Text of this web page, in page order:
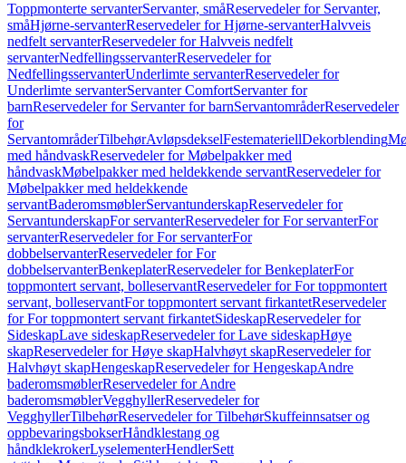
Toppmonterte servanterServanter, småReservedeler for Servanter,
småHjørne-servanterReservedeler for Hjørne-servanterHalvveis
nedfelt servanterReservedeler for Halvveis nedfelt
servanterNedfellingsservanterReservedeler for
NedfellingsservanterUnderlimte servanterReservedeler for
Underlimte servanterServanter ComfortServanter for
barnReservedeler for Servanter for barnServantområderReservedeler
for
ServantområderTilbehørAvløpsdekselFestemateriellDekorblending
med håndvaskReservedeler for Møbelpakker med
håndvaskMøbelpakker med heldekkende servantReservedeler for
Møbelpakker med heldekkende
servantBaderomsmøblerServantunderskapReservedeler for
ServantunderskapFor servanterReservedeler for For servanterFor
servanterReservedeler for For servanterFor
dobbelservanterReservedeler for For
dobbelservanterBenkeplaterReservedeler for BenkeplaterFor
toppmontert servant, bolleservantReservedeler for For toppmontert
servant, bolleservantFor toppmontert servant firkantetReservedeler
for For toppmontert servant firkantetSideskapReservedeler for
SideskapLave sideskapReservedeler for Lave sideskapHøye
skapReservedeler for Høye skapHalvhøyt skapReservedeler for
Halvhøyt skapHengeskapReservedeler for HengeskapAndre
baderomsmøblerReservedeler for Andre
baderomsmøblerVegghyllerReservedeler for
VegghyllerTilbehørReservedeler for TilbehørSkuffeinnsatser og
oppbevaringsbokserHåndklestang og
håndklekrokerLyselementerHendlerSett